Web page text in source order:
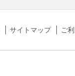
サイトマップ ご